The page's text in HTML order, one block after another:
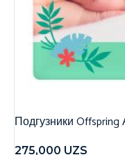
Подгузники
275,000 UZS